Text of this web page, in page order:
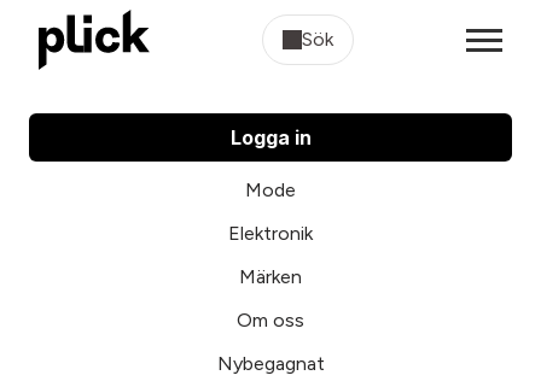
Sök
Logga in
Mode
Elektronik
Märken
Om oss
Nybegagnat